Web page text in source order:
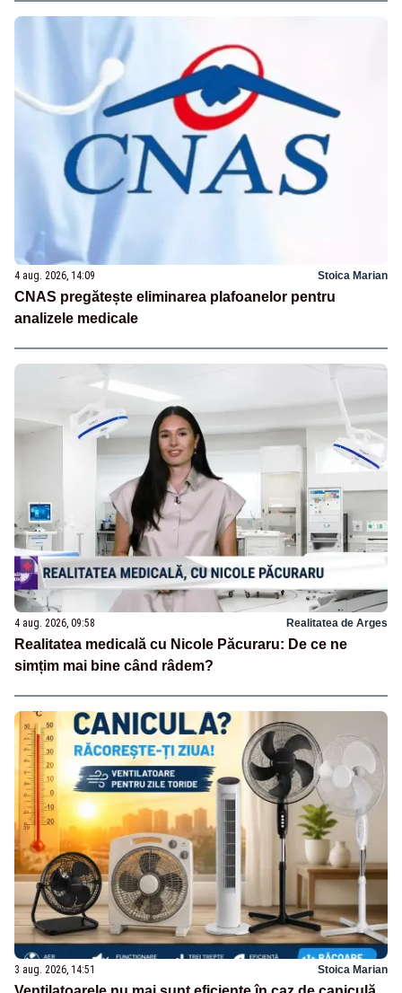
4 aug. 2026, 14:09 Stoica Marian
CNAS pregătește eliminarea plafoanelor pentru
analizele medicale
4 aug. 2026, 09:58 Realitatea de Arges
Realitatea medicală cu Nicole Păcuraru: De ce ne
simțim mai bine când râdem?
3 aug. 2026, 14:51 Stoica Marian